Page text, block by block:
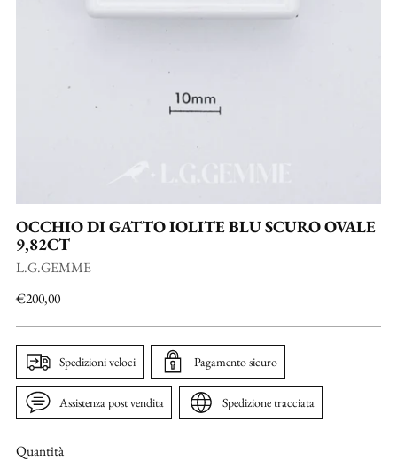
OCCHIO DI GATTO IOLITE BLU SCURO OVALE
9,82CT
L.G.GEMME
Prezzo
€200,00
Spedizioni veloci Pagamento sicuro
Assistenza post vendita Spedizione tracciata
Quantità